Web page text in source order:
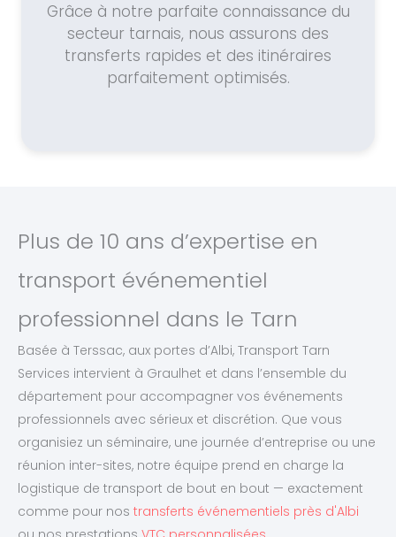
Grâce à notre parfaite connaissance du
secteur tarnais, nous assurons des
transferts rapides et des itinéraires
parfaitement optimisés.
Plus de 10 ans d’expertise en
transport événementiel
professionnel dans le Tarn
Basée à Terssac, aux portes d’Albi, Transport Tarn
Services intervient à Graulhet et dans l’ensemble du
département pour accompagner vos événements
professionnels avec sérieux et discrétion. Que vous
organisiez un séminaire, une journée d’entreprise ou une
réunion inter-sites, notre équipe prend en charge la
logistique de transport de bout en bout — exactement
comme pour nos transferts événementiels près d'Albi